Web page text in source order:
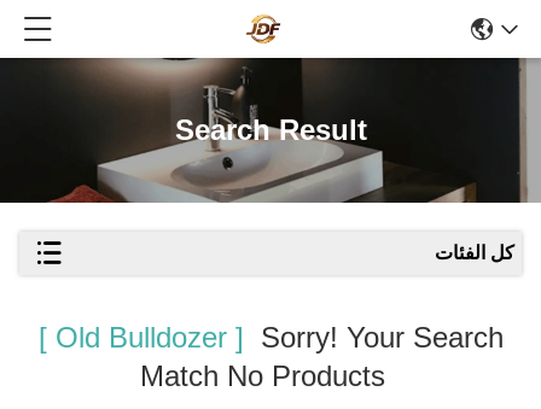
Search Result
كل الفئات
Sorry! Your Search
[ Old Bulldozer ]